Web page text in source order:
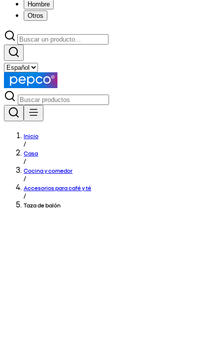
Hombre
Otros
Inicio
/
Casa
/
Cocina y comedor
/
Accesorios para café y té
/
Taza de balón